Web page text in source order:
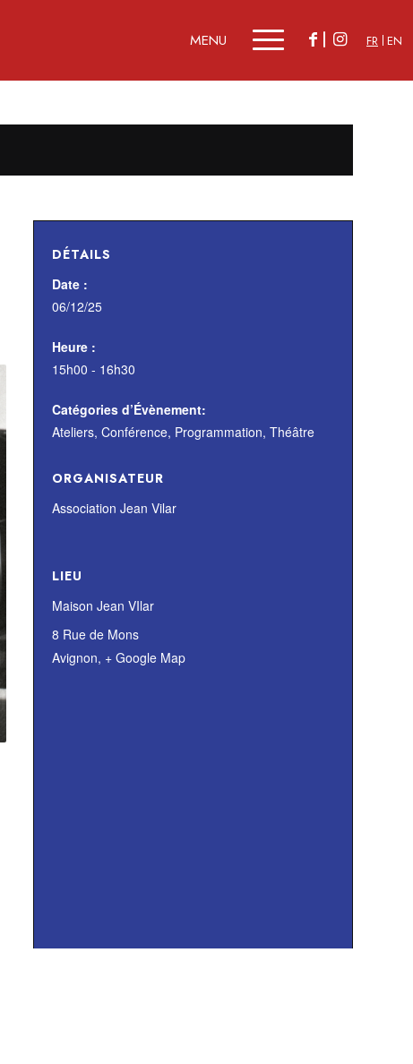
FR EN
DÉTAILS
Date :
06/12/25
Heure :
15h00 - 16h30
Catégories d’Évènement:
Ateliers, Conférence, Programmation, Théâtre
ORGANISATEUR
Association Jean Vilar
LIEU
Maison Jean VIlar
8 Rue de Mons
Avignon, + Google Map